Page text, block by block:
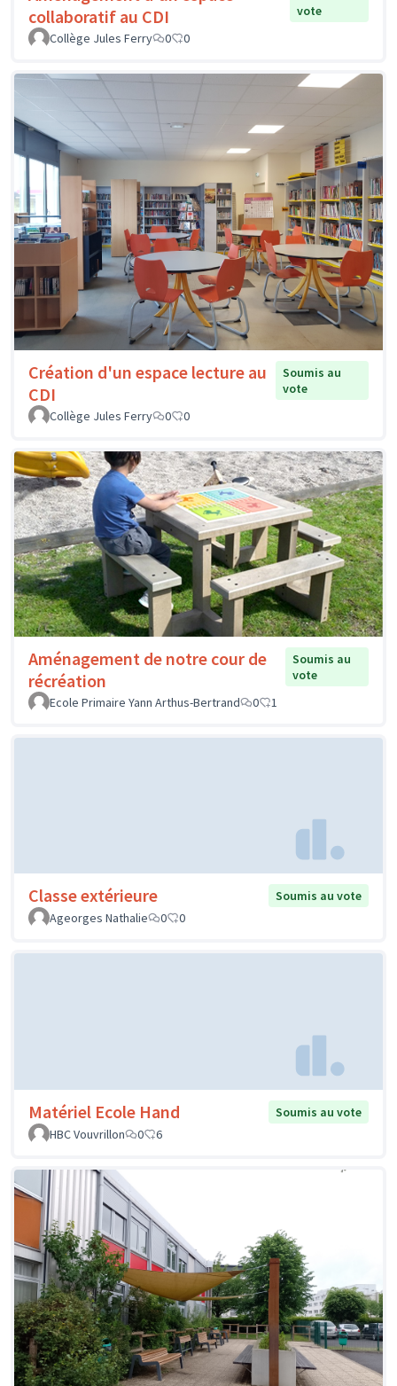
collaboratif au CDI
vote
Collège Jules Ferry
0 0
Création d'un espace lecture au
CDI
Soumis au
vote
Collège Jules Ferry
0 0
Aménagement de notre cour de
récréation
Soumis au
vote
Ecole Primaire Yann Arthus-Bertrand
0 1
Classe extérieure
Soumis au vote
Ageorges Nathalie
0 0
Matériel Ecole Hand
Soumis au vote
HBC Vouvrillon
0 6